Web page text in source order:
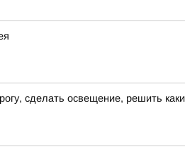
сделать освещение, решить